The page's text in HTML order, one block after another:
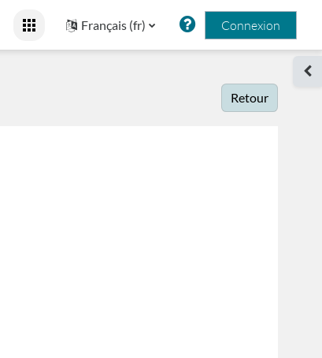
Français ‎(fr)‎ Connexion
Retour